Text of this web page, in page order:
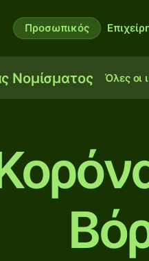
Προσωπικός
Νομίσματος Όλες οι